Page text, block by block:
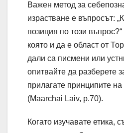
Важен метод за
израстване е въпросът:
позиция по този
която и да е област от
дали са писмени или
опитвайте да разберете
прилагате принципите
(Maarchai Laiv, p.70).
Когато изучавате етика,